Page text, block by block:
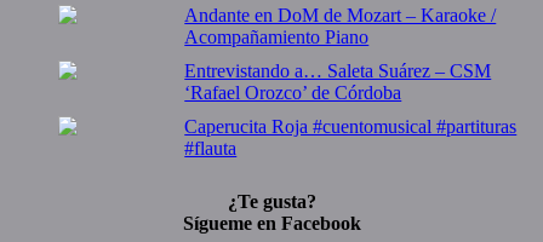
Andante en DoM de Mozart – Karaoke /
Acompañamiento Piano
Entrevistando a… Saleta Suárez – CSM
‘Rafael Orozco’ de Córdoba
Caperucita Roja #cuentomusical #partituras
#flauta
¿Te gusta?
Sígueme en Facebook